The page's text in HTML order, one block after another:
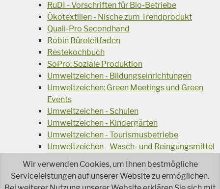
RuDI - Vorschriften für Bio-Betriebe
Ökotextilien - Nische zum Trendprodukt
Quali-Pro Secondhand
Robin Büroleitfaden
Restekochbuch
SoPro: Soziale Produktion
Umweltzeichen - Bildungseinrichtungen
Umweltzeichen: Green Meetings und Green
Events
Umweltzeichen - Schulen
Umweltzeichen - Kindergärten
Umweltzeichen - Tourismusbetriebe
Umweltzeichen - Wasch- und Reingungsmittel
Wiederverwendung von Elektroaltgeräten
Wasser - das Businessgetränk
Wir verwenden Cookies, um Ihnen bestmögliche
Serviceleistungen auf unserer Website zu ermöglichen.